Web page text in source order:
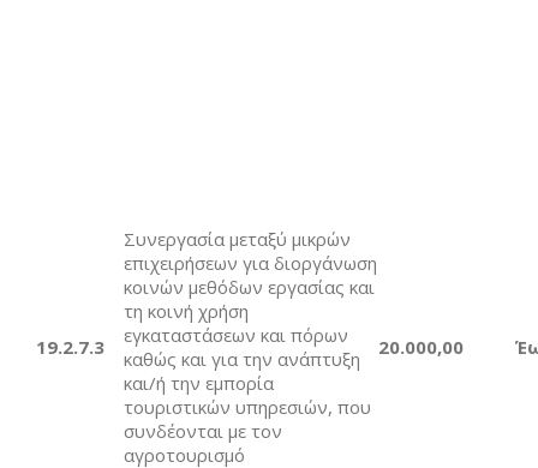
19.2.7.3
Συνεργασία μεταξύ μικρών
επιχειρήσεων για διοργάνωση
κοινών μεθόδων εργασίας και
τη κοινή χρήση
εγκαταστάσεων και πόρων
καθώς και για την ανάπτυξη
και/ή την εμπορία
τουριστικών υπηρεσιών, που
συνδέονται με τον
αγροτουρισμό
20.000,00